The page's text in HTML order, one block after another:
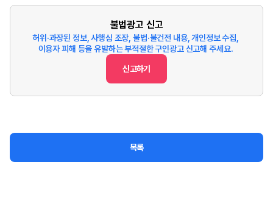
불법광고 신고
허위·과장된 정보, 사행심 조장, 불법·불건전 내용, 개인정보 수집,
이용자 피해 등을 유발하는 부적절한 구인광고 신고해 주세요.
신고하기
목록